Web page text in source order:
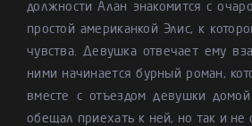
должности Алан знакомится с
простой американкой Элис, к
чувства. Девушка отвечает ему
ними начинается бурный роман,
вместе с отъездом девушки
обещал приехать к ней, но так и не